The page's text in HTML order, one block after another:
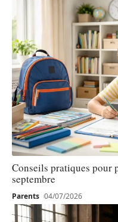
Conseils pratiques pour
septembre
Parents 04/07/2026